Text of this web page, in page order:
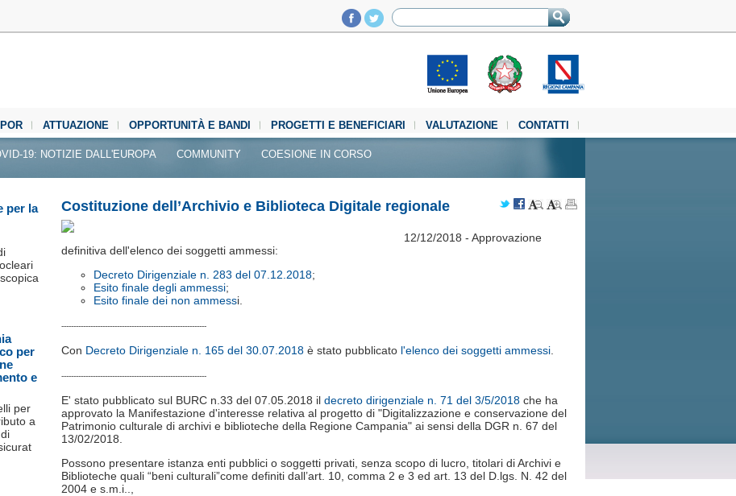
POR ATTUAZIONE OPPORTUNITÀ E BANDI PROGETTI E BENEFICIARI VALUTAZIONE
CONTATTI
19: NOTIZIE DALL'EUROPA COMMUNITY COESIONE IN CORSO
Costituzione dell’Archivio e Biblioteca Digitale regionale
12/12/2018 - Approvazione
definitiva dell'elenco dei soggetti ammessi:
Decreto Dirigenziale n. 283 del 07.12.2018;
Esito finale degli ammessi;
Esito finale dei non ammessi.
------------------------------------------------------------
Con Decreto Dirigenziale n. 165 del 30.07.2018 è stato pubblicato l'elenco dei soggetti ammessi
------------------------------------------------------------
E' stato pubblicato sul BURC n.33 del 07.05.2018 il decreto dirigenziale n. 71 del 3/5/2018 che ha
approvato la Manifestazione d'interesse relativa al progetto di "Digitalizzazione e conservazione del
Patrimonio culturale di archivi e biblioteche della Regione Campania" ai sensi della DGR n. 67 del
13/02/2018.
Possono presentare istanza enti pubblici o soggetti privati, senza scopo di lucro, titolari di Archivi e
Biblioteche quali “beni culturali”come definiti dall’art. 10, comma 2 e 3 ed art. 13 del D.lgs. N. 42 del
2004 e s.m.i..,
per la
per
e
per
a